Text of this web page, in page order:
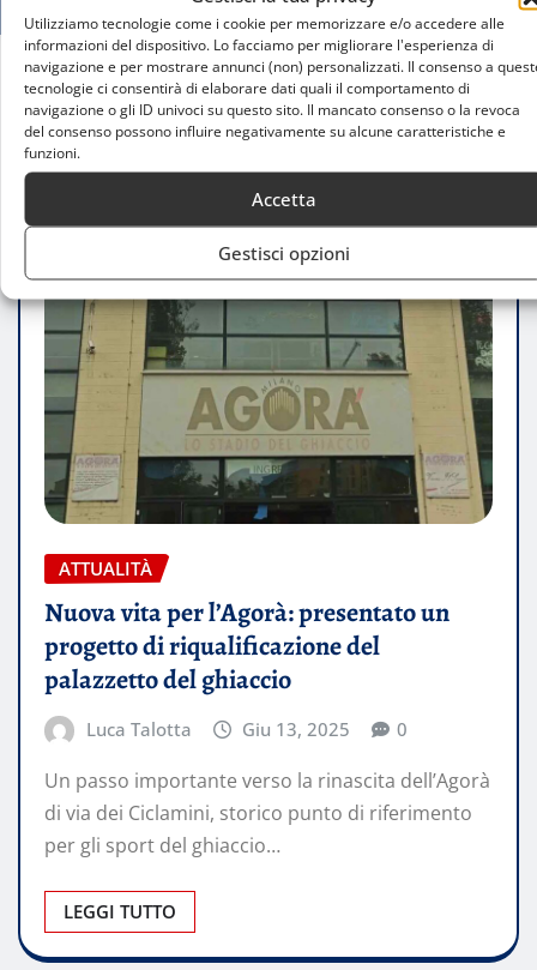
Utilizziamo tecnologie come i cookie per memorizzare e/o accedere alle
informazioni del dispositivo. Lo facciamo per migliorare l'esperienza di
navigazione e per mostrare annunci (non) personalizzati. Il consenso a
tecnologie ci consentirà di elaborare dati quali il comportamento di
navigazione o gli ID univoci su questo sito. Il mancato consenso o la revoca
del consenso possono influire negativamente su alcune caratteristiche e
funzioni.
Accetta
Gestisci opzioni
Home
Nuova vita per l’Agorà: presentato un progetto di
riqualificazione del palazzetto del ghiaccio
ATTUALITÀ
Nuova vita per l’Agorà: presentato un
progetto di riqualificazione del
palazzetto del ghiaccio
Luca Talotta Giu 13, 2025 0
Un passo importante verso la rinascita dell’Agorà
di via dei Ciclamini, storico punto di riferimento
per gli sport del ghiaccio…
LEGGI TUTTO